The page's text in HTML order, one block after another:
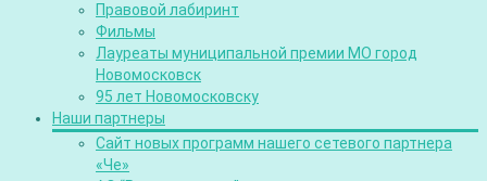
Правовой лабиринт
Фильмы
Лауреаты муниципальной премии МО город
Новомосковск
95 лет Новомосковску
Наши партнеры
Сайт новых программ нашего сетевого партнера
«Че»